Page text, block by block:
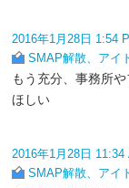
2016年1月28日 1:54
SMAP解散、アイ
もう充分、事務所
ほしい
2016年1月28日 11:34
SMAP解散、アイ